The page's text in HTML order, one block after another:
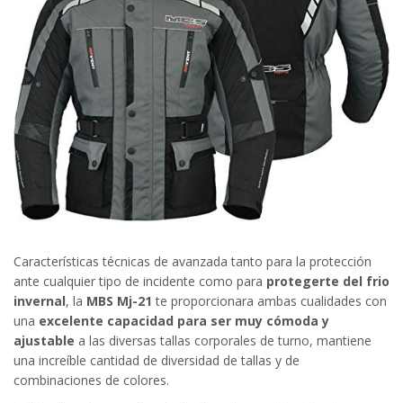
Características técnicas de avanzada tanto para la protección
ante cualquier tipo de incidente como para protegerte del frio
invernal, la MBS Mj-21 te proporcionara ambas cualidades con
una excelente capacidad para ser muy cómoda y
ajustable a las diversas tallas corporales de turno, mantiene
una increíble cantidad de diversidad de tallas y de
combinaciones de colores.